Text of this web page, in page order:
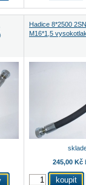
Hadice 8*2500
M16*1,5
245,00 Kč